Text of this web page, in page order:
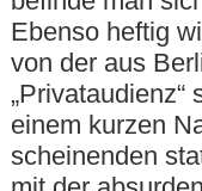
Ebenso heftig
von der aus
einem kurzen
scheinenden